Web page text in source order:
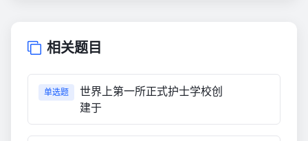
相关题目
单选题
世界上第一所正式护士学校创
建于